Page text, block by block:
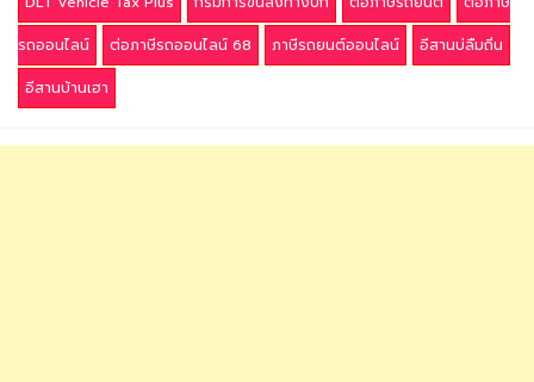
รถออนไลน์
ต่อภาษีรถออนไลน์ 68 ภาษีรถยนต์ออนไลน์
อีสานบ่ลืมถิ่น
อีสานบ้านเฮา